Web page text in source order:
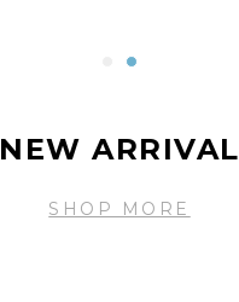
NEW ARRIVAL
SHOP MORE